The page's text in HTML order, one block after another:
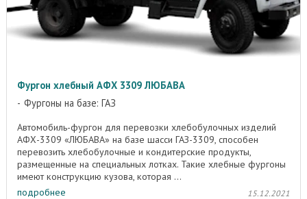
Фургон хлебный АФХ 3309 ЛЮБАВА
Фургоны на базе: ГАЗ
Автомобиль-фургон для перевозки хлебобулочных изделий
АФХ-3309 «ЛЮБАВА» на базе шасси ГАЗ-3309, способен
перевозить хлебобулочные и кондитерские продукты,
размещенные на специ­альных лотках. Такие хлебные фургоны
имеют конструкцию кузова, которая ...
подробнее
15.12.2021